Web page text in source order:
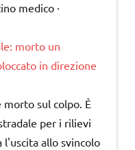
medico ·
morto un
in direzione
sul colpo. È
per i rilievi
allo svincolo